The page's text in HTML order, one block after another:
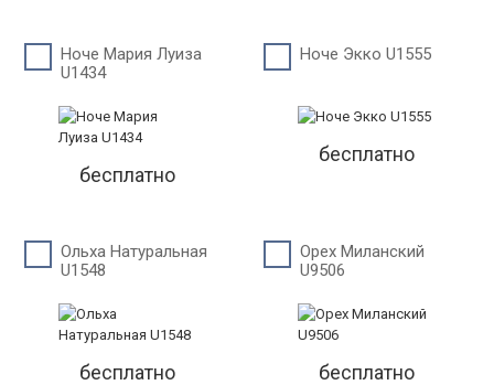
Ноче Мария Луиза
U1434
бесплатно
Ноче Экко U1555
бесплатно
Ольха Натуральная
U1548
бесплатно
Орех Миланский
U9506
бесплатно